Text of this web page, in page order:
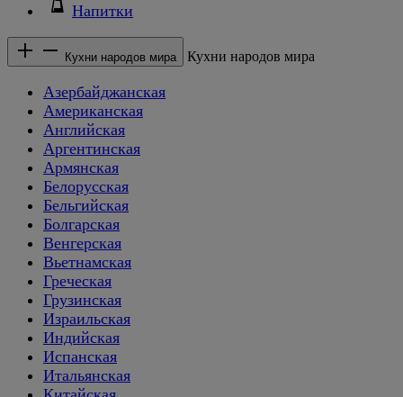
Напитки
Кухни народов мира Кухни народов мира
Азербайджанская
Американская
Английская
Аргентинская
Армянская
Белорусская
Бельгийская
Болгарская
Венгерская
Вьетнамская
Греческая
Грузинская
Израильская
Индийская
Испанская
Итальянская